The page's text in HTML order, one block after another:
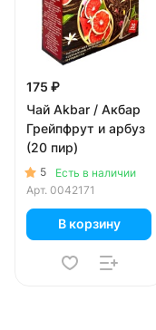
175 ₽
Чай Akbar / Акбар
Грейпфрут и арбуз
(20 пир)
5
Есть в наличии
Арт. 0042171
В корзину